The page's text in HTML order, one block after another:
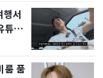
서
튜브
룸 품